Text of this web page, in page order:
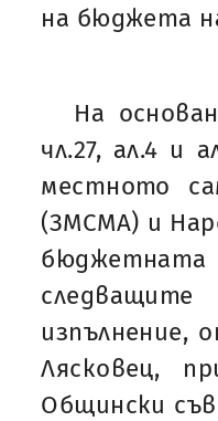
на бюджета
На
чл.27, ал.4 и
местното
(ЗМСМА) и
изпълнение,
Лясковец,
Общински